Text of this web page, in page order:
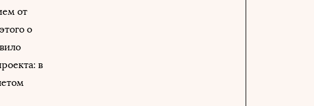
от
о
в